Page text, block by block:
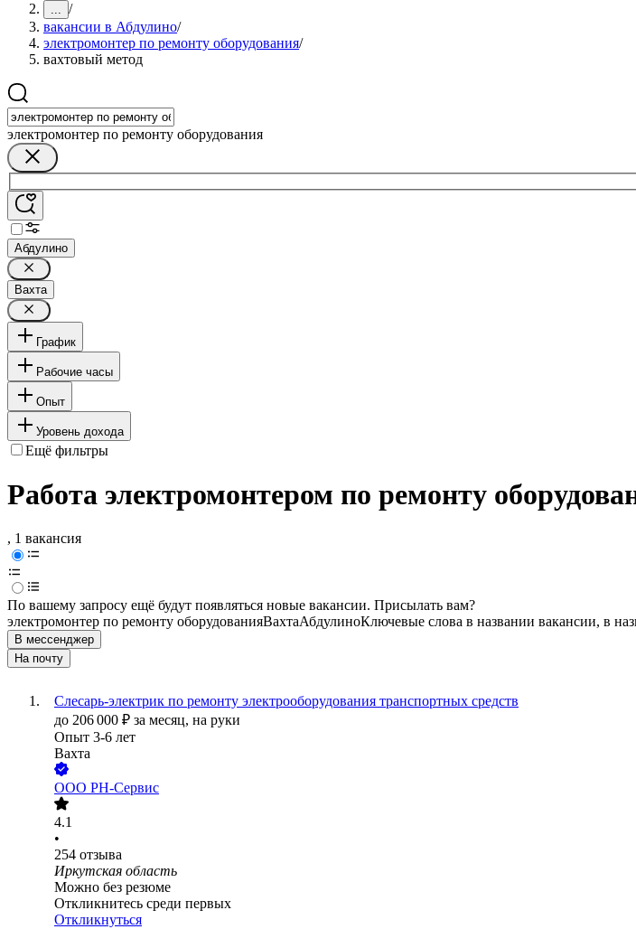
... /
вакансии в Абдулино/
электромонтер по ремонту оборудования/
вахтовый метод
электромонтер по ремонту оборудования
Абдулино
Вахта
График
Рабочие часы
Опыт
Уровень дохода
Ещё фильтры
Работа электромонтером по ремонту
, 1 вакансия
По вашему запросу ещё будут появляться новые вакансии. Присылать вам?
электромонтер по ремонту оборудованияВахтаАбдулиноКлючевые слова в названии вакансии, в
В мессенджер
На почту
Слесарь-электрик по ремонту электрооборудования транспортных средств
до 206 000 ₽ за месяц, на руки
Опыт 3-6 лет
Вахта
ООО РН-Сервис
4.1
•
254 отзыва
Иркутская область
Можно без резюме
Откликнитесь среди первых
Откликнуться